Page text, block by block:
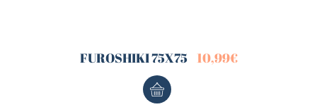
FUROSHIKI 75X75 10,99€